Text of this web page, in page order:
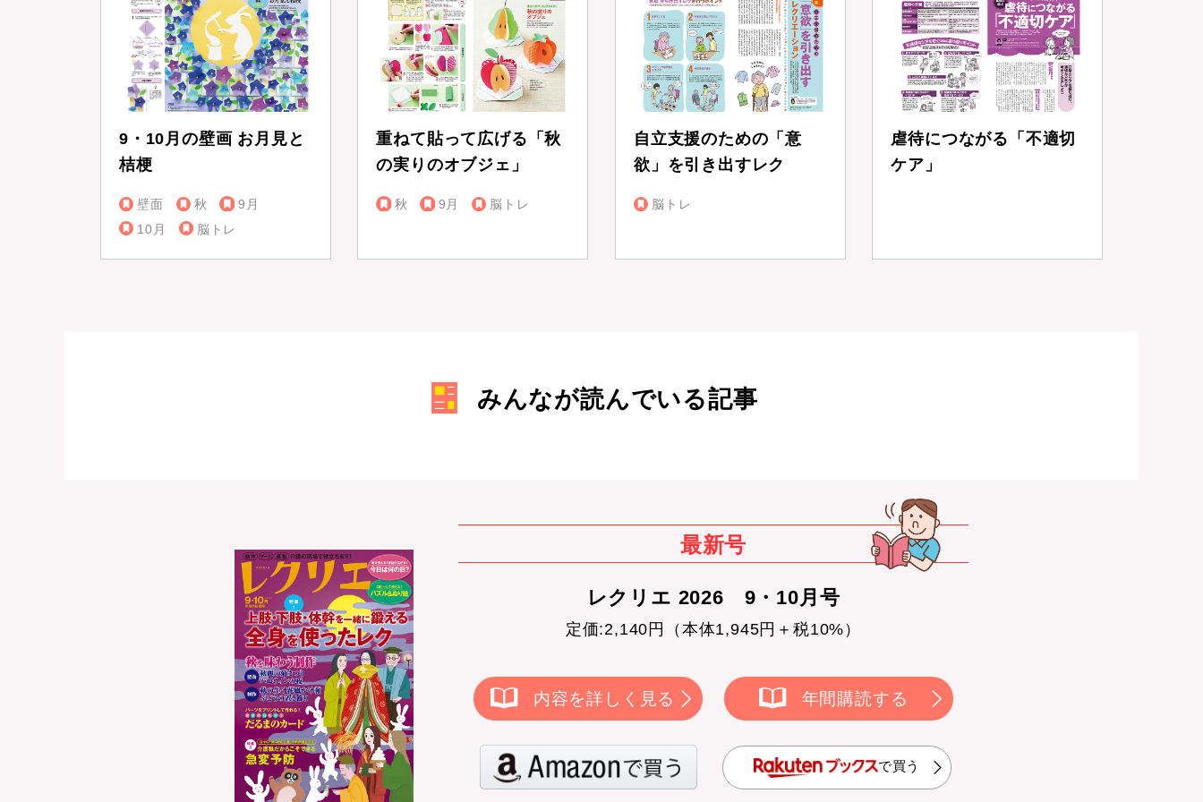
9・10月の壁画 お月見と
桔梗
壁面 秋
9月
10月
脳トレ
重ねて貼って広げる「秋
の実りのオブジェ」
秋 9月 脳トレ
自立支援のための「意
欲」を引き出すレク
脳トレ
虐待につながる「不適切
ケア」
みんなが読んでいる記事
最新号
レクリエ 2026 9・10月号
定価:2,140円（本体1,945円＋税10%）
内容を詳しく見る 年間購読する
で買う